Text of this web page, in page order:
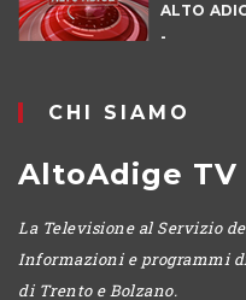
ALTO
-
CHI SIAMO
AltoAdige TV
La Televisione al Servizio
Informazioni e programmi
di Trento e Bolzano.